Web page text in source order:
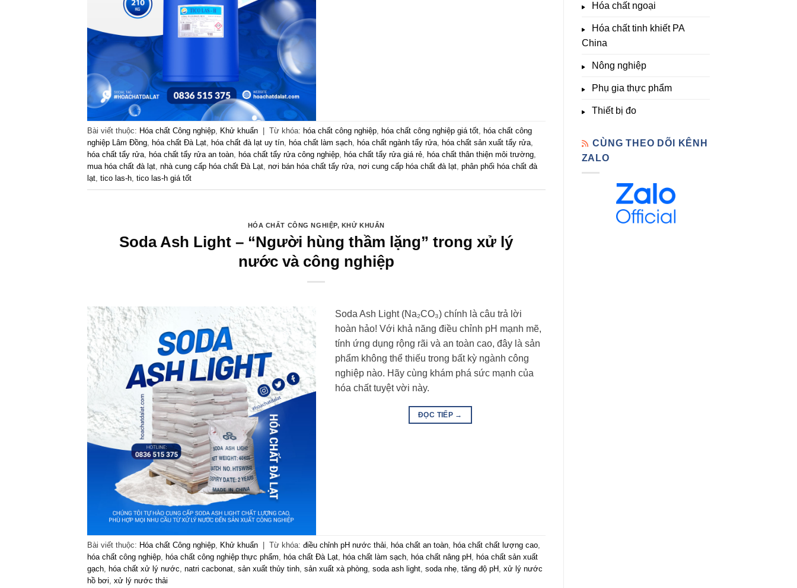
Bài viết thuộc: Hóa chất Công nghiệp, Khử khuẩn Từ khóa: hóa chất công nghiệp, hóa chất công nghiệp giá tốt, hóa chất công
nghiệp Lâm Đồng, hóa chất Đà Lạt, hóa chất đà lạt uy tín, hóa chất làm sạch, hóa chất ngành tẩy rửa, hóa chất sản xuất tẩy rửa,
hóa chất tẩy rửa, hóa chất tẩy rửa an toàn, hóa chất tẩy rửa công nghiệp, hóa chất tẩy rửa giá rẻ, hóa chất thân thiện môi trường,
mua hóa chất đà lạt, nhà cung cấp hóa chất Đà Lạt, nơi bán hóa chất tẩy rửa, nơi cung cấp hóa chất đà lạt, phân phối hóa chất đà
lạt, tico las-h, tico las-h giá tốt
HÓA CHẤT CÔNG NGHIỆP, KHỬ KHUẨN
Soda Ash Light – “Người hùng thầm lặng” trong xử lý
nước và công nghiệp
Soda Ash Light (Na₂CO₃) chính là câu trả lời
hoàn hảo! Với khả năng điều chỉnh pH mạnh mẽ,
tính ứng dụng rộng rãi và an toàn cao, đây là sản
phẩm không thể thiếu trong bất kỳ ngành công
nghiệp nào. Hãy cùng khám phá sức mạnh của
hóa chất tuyệt vời này.
ĐỌC TIẾP →
Bài viết thuộc: Hóa chất Công nghiệp, Khử khuẩn Từ khóa: điều chỉnh pH nước thải, hóa chất an toàn, hóa chất chất lượng cao,
hóa chất công nghiệp, hóa chất công nghiệp thực phẩm, hóa chất Đà Lạt, hóa chất làm sạch, hóa chất nâng pH, hóa chất sản xuất
gạch, hóa chất xử lý nước, natri cacbonat, sản xuất thủy tinh, sản xuất xà phòng, soda ash light, soda nhẹ, tăng độ pH, xử lý nước
hồ bơi, xử lý nước thải
Hóa chất ngoại
Hóa chất tinh khiết PA
China
Nông nghiệp
Phụ gia thực phẩm
Thiết bị đo
CÙNG THEO DÕI KÊNH
ZALO